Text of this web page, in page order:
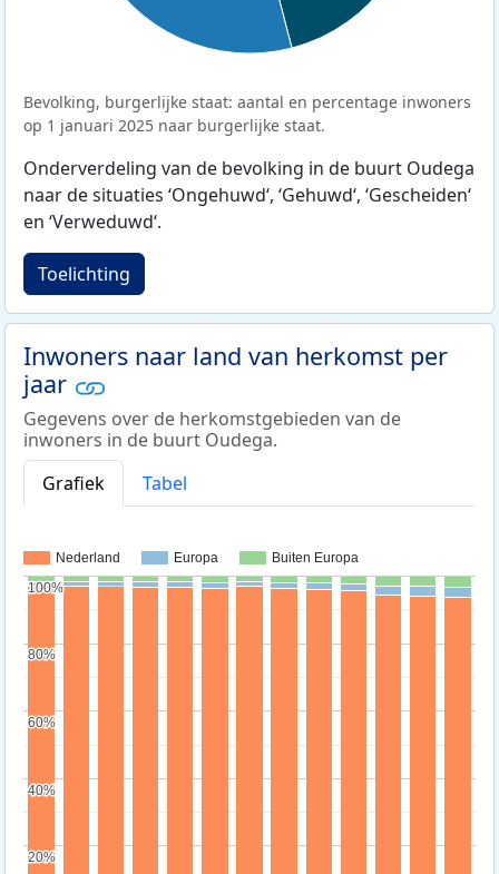
Bevolking, burgerlijke staat: aantal en percentage inwoners
op 1 januari 2025 naar burgerlijke staat.
Onderverdeling van de bevolking in de buurt Oudega
naar de situaties ‘Ongehuwd‘, ‘Gehuwd‘, ‘Gescheiden‘
en ‘Verweduwd‘.
Toelichting
Inwoners naar land van herkomst per
jaar
Gegevens over de herkomstgebieden van de
inwoners in de buurt Oudega.
Grafiek
Tabel
Nederland Europa Buiten Europa
20%
20%
40%
40%
60%
60%
80%
80%
100%
100%